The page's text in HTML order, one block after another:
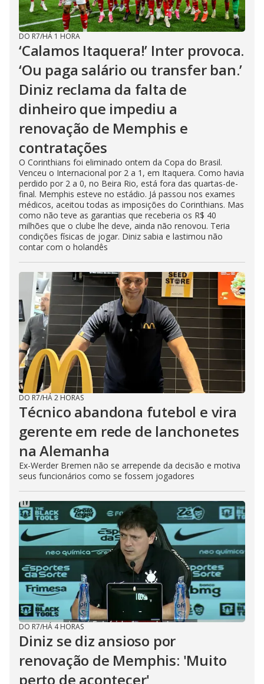
DO R7/HÁ 1 HORA
‘Calamos Itaquera!’ Inter provoca.
‘Ou paga salário ou transfer ban.’
Diniz reclama da falta de
dinheiro que impediu a
renovação de Memphis e
contratações
O Corinthians foi eliminado ontem da Copa do Brasil.
Venceu o Internacional por 2 a 1, em Itaquera. Como havia
perdido por 2 a 0, no Beira Rio, está fora das quartas-de-
final. Memphis esteve no estádio. Já passou nos exames
médicos, aceitou todas as imposições do Corinthians. Mas
como não teve as garantias que receberia os R$ 40
milhões que o clube lhe deve, ainda não renovou. Teria
condições físicas de jogar. Diniz sabia e lastimou não
contar com o holandês
DO R7/HÁ 2 HORAS
Técnico abandona futebol e vira
gerente em rede de lanchonetes
na Alemanha
Ex-Werder Bremen não se arrepende da decisão e motiva
seus funcionários como se fossem jogadores
DO R7/HÁ 4 HORAS
Diniz se diz ansioso por
renovação de Memphis: 'Muito
perto de acontecer'